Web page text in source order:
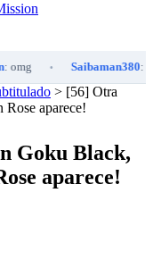
• Saibaman380: 😀
> [56] Otra
aparece!
Goku Black,
aparece!